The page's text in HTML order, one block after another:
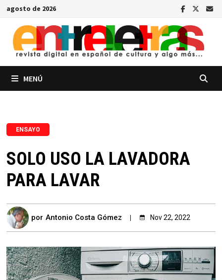
Saltar
contenido
agosto de 2026
MENÚ
ENSAYO
SOLO USO LA LAVADORA
PARA LAVAR
por Antonio Costa Gómez Nov 22, 2022